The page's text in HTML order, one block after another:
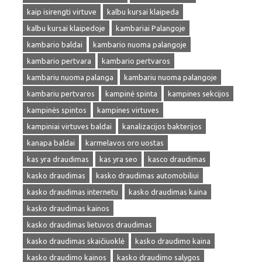
kaip isirengti virtuve
kalbu kursai klaipeda
kalbu kursai klaipedoje
kambariai Palangoje
kambario baldai
kambario nuoma palangoje
kambario pertvara
kambario pertvaros
kambariu nuoma palanga
kambariu nuoma palangoje
kambariu pertvaros
kampinė spinta
kampines sekcijos
kampinės spintos
kampines virtuves
kampiniai virtuves baldai
kanalizacijos bakterijos
kanapa baldai
karmelavos oro uostas
kas yra draudimas
kas yra seo
kasco draudimas
kasko draudimas
kasko draudimas automobiliui
kasko draudimas internetu
kasko draudimas kaina
kasko draudimas kainos
kasko draudimas lietuvos draudimas
kasko draudimas skaičiuoklė
kasko draudimo kaina
kasko draudimo kainos
kasko draudimo salygos